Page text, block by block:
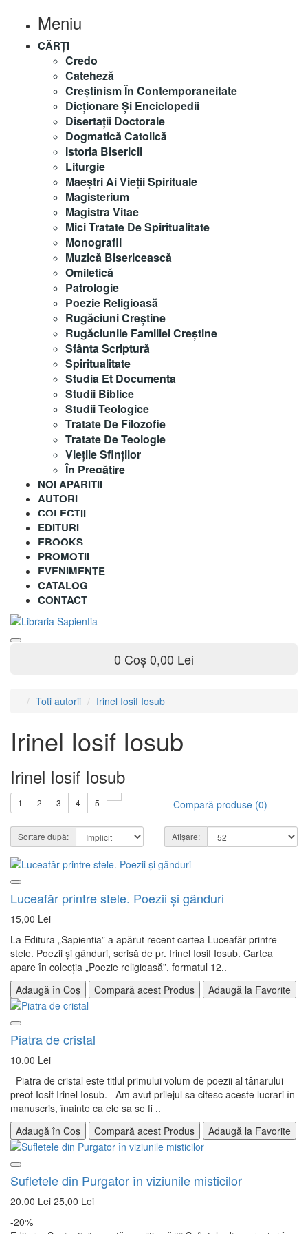
Meniu
CĂRȚI
Credo
Cateheză
Creștinism În Contemporaneitate
Dicționare Și Enciclopedii
Disertații Doctorale
Dogmatică Catolică
Istoria Bisericii
Liturgie
Maeştri Ai Vieţii Spirituale
Magisterium
Magistra Vitae
Mici Tratate De Spiritualitate
Monografii
Muzică Bisericească
Omiletică
Patrologie
Poezie Religioasă
Rugăciuni Creştine
Rugăciunile Familiei Creștine
Sfânta Scriptură
Spiritualitate
Studia Et Documenta
Studii Biblice
Studii Teologice
Tratate De Filozofie
Tratate De Teologie
Vieţile Sfinţilor
În Pregătire
NOI APARITII
AUTORI
COLECȚII
EDITURI
EBOOKS
PROMOȚII
EVENIMENTE
CATALOG
CONTACT
0 Coș0,00 Lei
Toti autorii Irinel Iosif Iosub
Irinel Iosif Iosub
Irinel Iosif Iosub
1 2 3 4 5 Compară produse (0)
Sortare după: Afișare:
Luceafăr printre stele. Poezii şi gânduri
15,00 Lei
La Editura „Sapientia” a apărut recent cartea Luceafăr printre
stele. Poezii şi gânduri, scrisă de pr. Irinel Iosif Iosub. Cartea
apare în colecţia „Poezie religioasă”, formatul 12..
Adaugă în Coș
Compară acest Produs Adaugă la Favorite
Piatra de cristal
10,00 Lei
Piatra de cristal este titlul primului volum de poezii al tânarului
preot Iosif Irinel Iosub. Am avut prilejul sa citesc aceste lucrari în
manuscris, înainte ca ele sa se fi ..
Adaugă în Coș
Compară acest Produs Adaugă la Favorite
Sufletele din Purgator în viziunile misticilor
20,00 Lei 25,00 Lei
-20%